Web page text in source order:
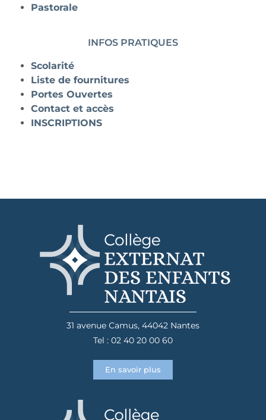
Pastorale
INFOS PRATIQUES
Scolarité
Liste de fournitures
Portes Ouvertes
Contact et accès
INSCRIPTIONS
31 avenue Camus, 44042 Nantes
Tel : 02 40 20 00 60
En savoir plus